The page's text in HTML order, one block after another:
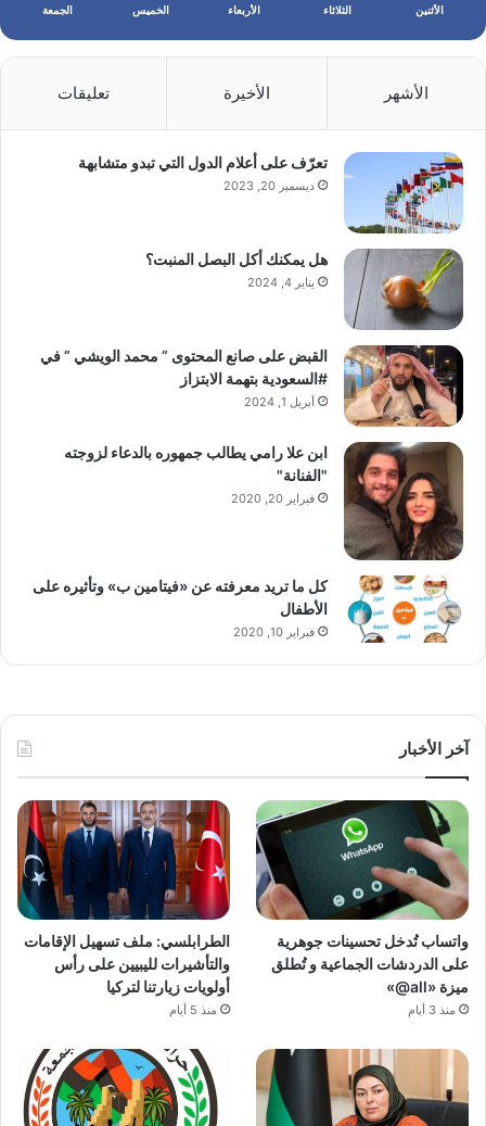
الأثنين الثلاثاء الأربعاء الخميس الجمعة
الأشهر الأخيرة تعليقات
تعرّف على أعلام الدول التي تبدو متشابهة
ديسمبر 20, 2023
هل يمكنك أكل البصل المنبت؟
يناير 4, 2024
القبض على صانع المحتوى ” محمد الويشي ” في
#السعودية بتهمة الابتزاز
أبريل 1, 2024
ابن علا رامي يطالب جمهوره بالدعاء لزوجته
"الفنانة"
فبراير 20, 2020
كل ما تريد معرفته عن «فيتامين ب» وتأثيره على
الأطفال
فبراير 10, 2020
آخر الأخبار
واتساب تُدخل تحسينات جوهرية
على الدردشات الجماعية و تُطلق
ميزة «all@»
منذ 3 أيام
الطرابلسي: ملف تسهيل الإقامات
والتأشيرات لليبيين على رأس
أولويات زيارتنا لتركيا
منذ 5 أيام